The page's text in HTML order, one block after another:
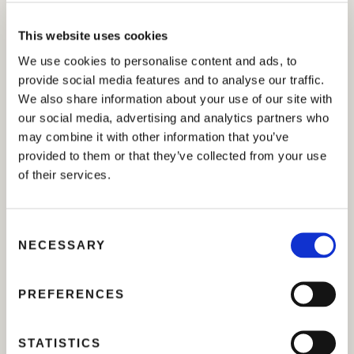
This website uses cookies
We use cookies to personalise content and ads, to
provide social media features and to analyse our traffic.
We also share information about your use of our site with
our social media, advertising and analytics partners who
may combine it with other information that you’ve
provided to them or that they’ve collected from your use
of their services.
NECESSARY
PREFERENCES
STATISTICS
favorire la resistenza, la crescita e
il...
by proteo 13 Luglio 2025
Archivi
Novembre 2022
Settembre 2022